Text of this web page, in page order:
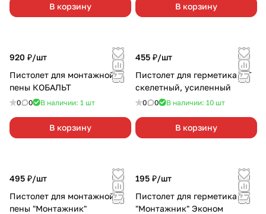
В корзину В корзину
920 ₽/шт
Пистолет для монтажной
пены КОБАЛЬТ
0 0 В наличии: 1 шт
В корзину
455 ₽/шт
Пистолет для герметика FIT
скелетный, усиленный
0 0 В наличии: 10 шт
В корзину
495 ₽/шт
Пистолет для монтажной
пены "Монтажник"
195 ₽/шт
Пистолет для герметика
"Монтажник" Эконом